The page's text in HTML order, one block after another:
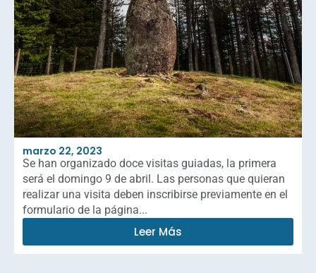
marzo 22, 2023
Se han organizado doce visitas guiadas, la primera
será el domingo 9 de abril. Las personas que quieran
realizar una visita deben inscribirse previamente en el
formulario de la página...
Leer Más